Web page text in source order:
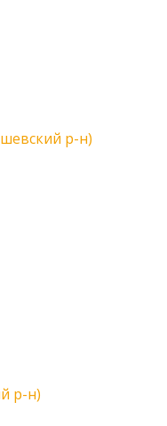
р-н)
р-н)